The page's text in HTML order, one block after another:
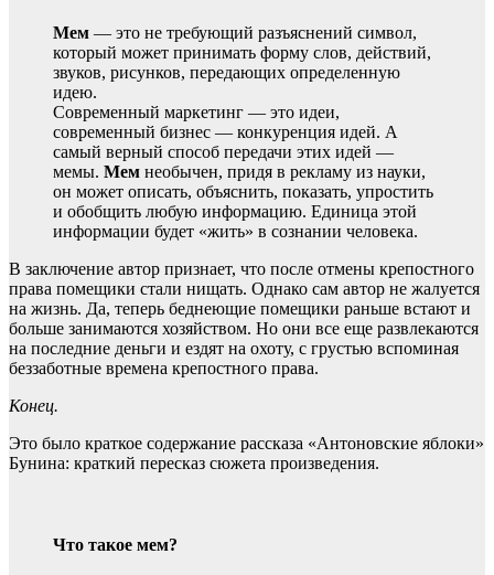
Мем — это не требующий разъяснений символ,
который может принимать форму слов, действий,
звуков, рисунков, передающих определенную
идею.
Современный маркетинг — это идеи,
современный бизнес — конкуренция идей. А
самый верный способ передачи этих идей —
мемы. Мем необычен, придя в рекламу из науки,
он может описать, объяснить, показать, упростить
и обобщить любую информацию. Единица этой
информации будет «жить» в сознании человека.
В заключение автор признает, что после отмены крепостного
права помещики стали нищать. Однако сам автор не жалуется
на жизнь. Да, теперь беднеющие помещики раньше встают и
больше занимаются хозяйством. Но они все еще развлекаются
на последние деньги и ездят на охоту, с грустью вспоминая
беззаботные времена крепостного права.
Конец.
Это было краткое содержание рассказа «Антоновские яблоки»
Бунина: краткий пересказ сюжета произведения.
Что такое мем?